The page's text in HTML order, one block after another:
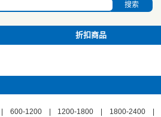
搜索
折扣商品
600-1200| 1200-1800 1800-2400